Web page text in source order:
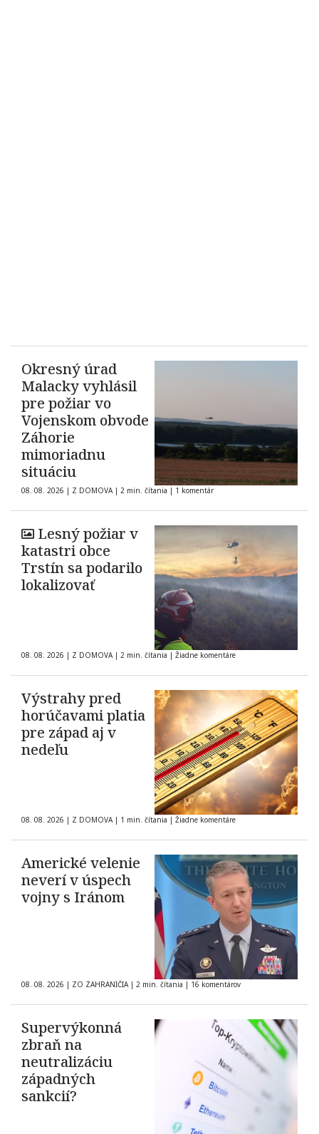
Okresný úrad
Malacky vyhlásil
pre požiar vo
Vojenskom obvode
Záhorie
mimoriadnu
situáciu
08. 08. 2026 | Z DOMOVA | 2 min. čítania | 1 komentár
Lesný požiar v
katastri obce
Trstín sa podarilo
lokalizovať
08. 08. 2026 | Z DOMOVA | 2 min. čítania | Žiadne komentáre
Výstrahy pred
horúčavami platia
pre západ aj v
nedeľu
08. 08. 2026 | Z DOMOVA | 1 min. čítania | Žiadne komentáre
Americké velenie
neverí v úspech
vojny s Iránom
08. 08. 2026 | ZO ZAHRANIČIA | 2 min. čítania | 16 komentárov
Supervýkonná
zbraň na
neutralizáciu
západných
sankcií?